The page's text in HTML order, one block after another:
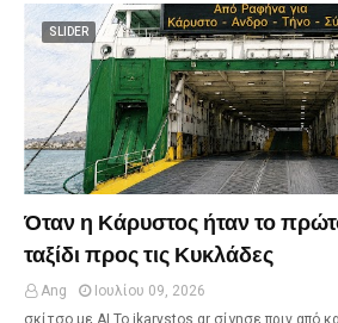
SLIDER
Όταν η Κάρυστος ήταν το
ταξίδι προς τις Κυκλάδες
Ang
Ιουλίου 09, 2026
σκίτσο με ΑΙ Το ikarystos.gr σίγησε πριν από